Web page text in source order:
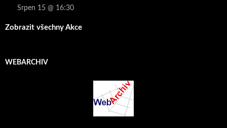
Srpen 15 @ 16:30
Zobrazit všechny Akce
WEBARCHIV